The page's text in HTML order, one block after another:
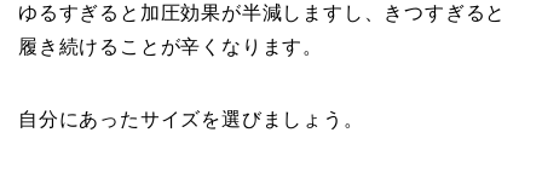
ゆるすぎると加圧効果が半減しますし、きつすぎると
履き続けることが辛くなります。
自分にあったサイズを選びましょう。